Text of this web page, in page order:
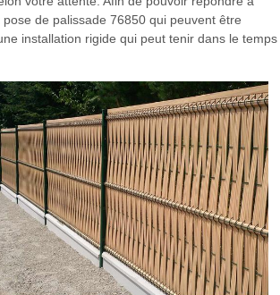
de palissade 76850 qui peuvent être
installation rigide qui peut tenir dans le temps